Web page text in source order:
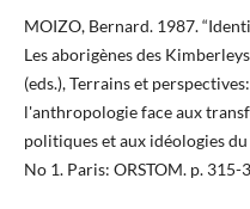
MOIZO, Bernard. 1987.
Les aborigènes des
(eds.), Terrains et
l'anthropologie face aux
politiques et aux idéologies
No 1. Paris: ORSTOM. p. 315-